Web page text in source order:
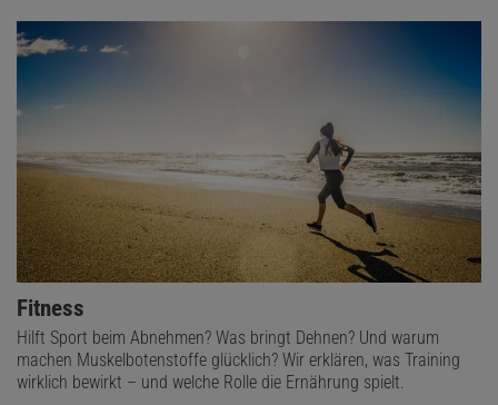
Fitness
Hilft Sport beim Abnehmen? Was bringt Dehnen? Und warum
machen Muskelbotenstoffe glücklich? Wir erklären, was Training
wirklich bewirkt – und welche Rolle die Ernährung spielt.